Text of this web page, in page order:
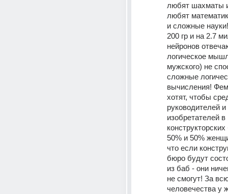
любят шахматы
любят
и сложные
200 гр и на 2.7
нейронов
логическое
мужского) не
сложные
вычисления!
хотят, чтобы
руководителей
изобретателей в
50% и 50%
что если
бюро будут
из баб - они
не смогут! За
человечества у